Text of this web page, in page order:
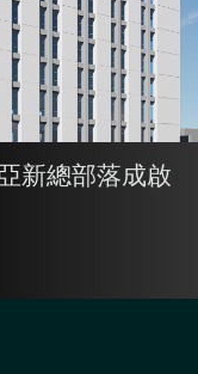
新總部落成啟